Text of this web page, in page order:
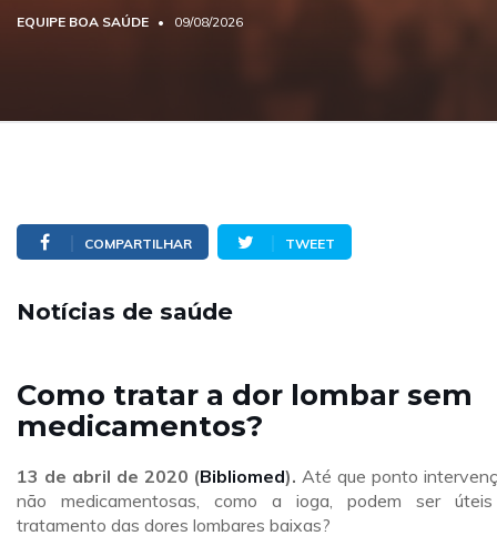
EQUIPE BOA SAÚDE 09/08/2026
COMPARTILHAR TWEET
Notícias de saúde
Como tratar a dor lombar sem
medicamentos?
13 de abril de 2020 (Bibliomed). Até que ponto
não medicamentosas, como a ioga, podem ser
tratamento das dores lombares baixas?